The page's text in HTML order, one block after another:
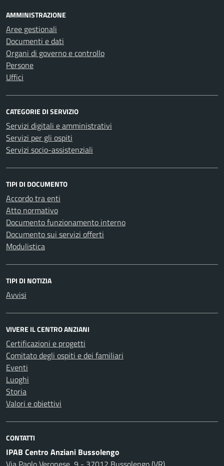
AMMINISTRAZIONE
Aree gestionali
Documenti e dati
Organi di governo e controllo
Persone
Uffici
CATEGORIE DI SERVIZIO
Servizi digitali e amministrativi
Servizi per gli ospiti
Servizi socio-assistenziali
TIPI DI DOCUMENTO
Accordo tra enti
Atto normativo
Documento funzionamento interno
Documento sui servizi offerti
Modulistica
TIPI DI NOTIZIA
Avvisi
VIVERE IL CENTRO ANZIANI
Certificazioni e progetti
Comitato degli ospiti e dei familiari
Eventi
Luoghi
Storia
Valori e obiettivi
CONTATTI
IPAB Centro Anziani Bussolengo